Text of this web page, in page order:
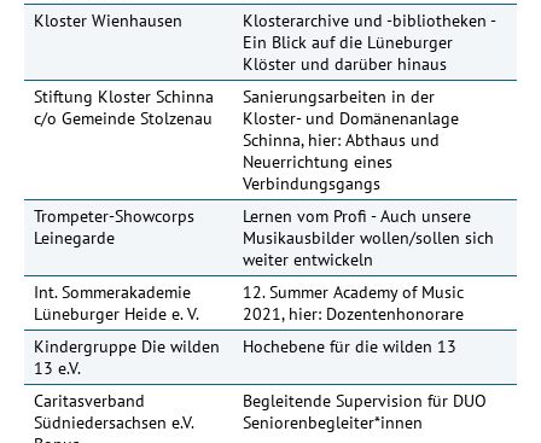
Kloster Wienhausen
Klosterarchive und -bibliotheken -
Ein Blick auf die Lüneburger
Klöster und darüber hinaus
Stiftung Kloster Schinna
c/o Gemeinde Stolzenau
Sanierungsarbeiten in der
Kloster- und Domänenanlage
Schinna, hier: Abthaus und
Neuerrichtung eines
Verbindungsgangs
Trompeter-Showcorps
Leinegarde
Lernen vom Profi - Auch unsere
Musikausbilder wollen/sollen sich
weiter entwickeln
Int. Sommerakademie
Lüneburger Heide e. V.
12. Summer Academy of Music
2021, hier: Dozentenhonorare
Kindergruppe Die wilden
13 e.V.
Hochebene für die wilden 13
Caritasverband
Südniedersachsen e.V.
Begleitende Supervision für DUO
Seniorenbegleiter*innen